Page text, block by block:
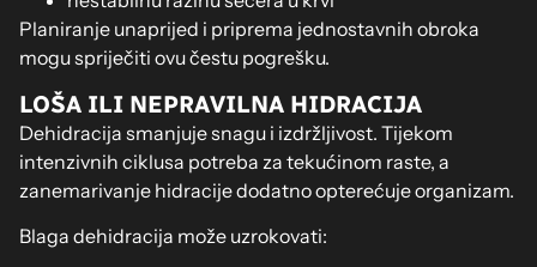
Planiranje unaprijed i priprema jednostavnih obroka
mogu spriječiti ovu čestu pogrešku.
LOŠA ILI NEPRAVILNA HIDRACIJA
Dehidracija smanjuje snagu i izdržljivost. Tijekom
intenzivnih ciklusa potreba za tekućinom raste, a
zanemarivanje hidracije dodatno opterećuje organizam.
Blaga dehidracija može uzrokovati: